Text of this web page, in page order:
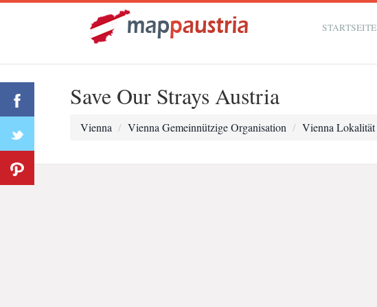
STARTSEITE
Save Our Strays Austria
Vienna Vienna Gemeinnützige Organisation Vienna Lokalität